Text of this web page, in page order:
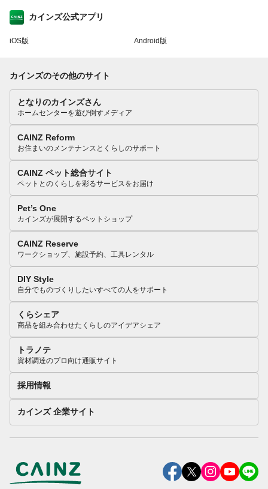
カインズ公式アプリ
iOS版 Android版
カインズのその他のサイト
となりのカインズさん
ホームセンターを遊び倒すメディア
CAINZ Reform
お住まいのメンテナンスとくらしのサポート
CAINZ ペット総合サイト
ペットとのくらしを彩るサービスをお届け
Pet’s One
カインズが展開するペットショップ
CAINZ Reserve
ワークショップ、施設予約、工具レンタル
DIY Style
自分でものづくりしたいすべての人をサポート
くらシェア
商品を組み合わせたくらしのアイデアシェア
トラノテ
資材調達のプロ向け通販サイト
採用情報
カインズ 企業サイト